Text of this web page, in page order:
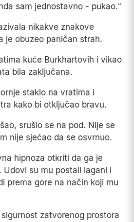
sam jednostavno - pukao.“
nikakve znakove
je obuzeo paničan strah.
kuće Burkhartovih i vikao
bila zaključana.
staklo na vratima i
kako bi otključao bravu.
srušio se na pod. Nije se
nije sjećao da se osvrnuo.
hipnoza otkriti da ga je
Udovi su mu postali lagani i
prema gore na način koji mu
zatvorenog prostora